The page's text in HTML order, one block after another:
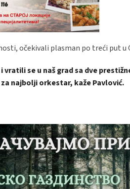
očekivali plasman po treći put u
se u naš grad sa dve
najbolji orkestar, kaže Pavlović.